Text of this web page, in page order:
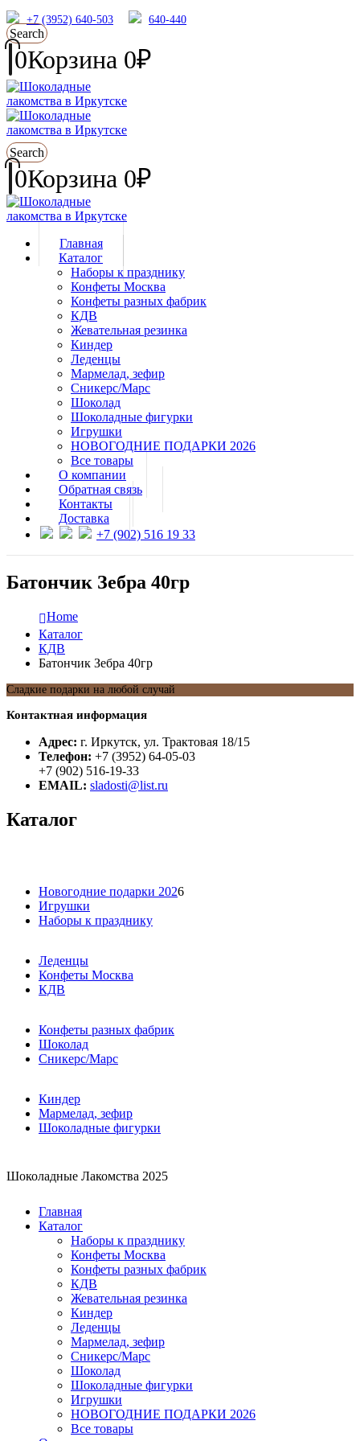
+7 (3952) 640-503 640-440
Search
0Корзина 0₽
Search
0Корзина 0₽
Главная
Каталог
Наборы к празднику
Конфеты Москва
Конфеты разных фабрик
КДВ
Жевательная резинка
Киндер
Леденцы
Мармелад, зефир
Сникерс/Марс
Шоколад
Шоколадные фигурки
Игрушки
НОВОГОДНИЕ ПОДАРКИ 2026
Все товары
О компании
Обратная связь
Контакты
Доставка
+7 (902) 516 19 33
Батончик Зебра 40гр
Home
Каталог
КДВ
Батончик Зебра 40гр
Сладкие подарки на любой случай
Контактная информация
Адрес: г. Иркутск, ул. Трактовая 18/15
Телефон: +7 (3952) 64-05-03
+7 (902) 516-19-33
EMAIL: sladosti@list.ru
Каталог
Новогодние подарки 2026
Игрушки
Наборы к празднику
Леденцы
Конфеты Москва
КДВ
Конфеты разных фабрик
Шоколад
Сникерс/Марс
Киндер
Мармелад, зефир
Шоколадные фигурки
Шоколадные Лакомства 2025
Главная
Каталог
Наборы к празднику
Конфеты Москва
Конфеты разных фабрик
КДВ
Жевательная резинка
Киндер
Леденцы
Мармелад, зефир
Сникерс/Марс
Шоколад
Шоколадные фигурки
Игрушки
НОВОГОДНИЕ ПОДАРКИ 2026
Все товары